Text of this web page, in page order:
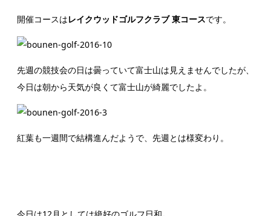
開催コースはレイクウッドゴルフクラブ 東コースです。
先週の競技会の日は曇っていて富士山は見えませんでしたが、
今日は朝から天気が良くて富士山が綺麗でしたよ。
紅葉も一週間で結構進んだようで、先週とは様変わり。